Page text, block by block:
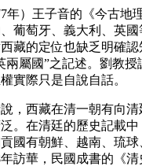
年）王子音的《今古地
葡萄牙、義大利、英
藏的定位也缺乏明確
兩屬國”之記述。劉教
實際只是自說自話。
，西藏在清一朝有向
。在清廷的歷史記載
國有朝鮮、越南、琉
訪華，民國成書的《清